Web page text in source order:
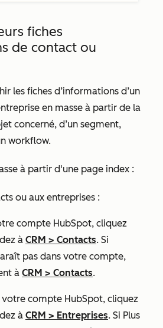
fiches
de contact ou
les fiches d’informations d’un
en masse à partir de la
concerné, d’un segment,
workflow.
à partir d'une page index :
ou aux entreprises :
compte HubSpot, cliquez
à CRM > Contacts. Si
pas dans votre compte,
à CRM > Contacts.
votre compte HubSpot, cliquez
à CRM > Entreprises. Si Plus